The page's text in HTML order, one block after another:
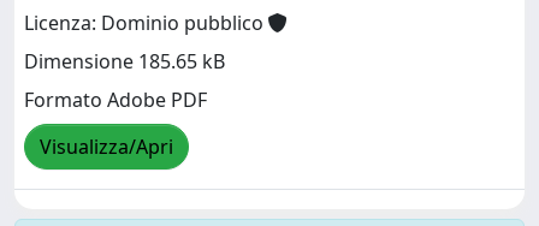
Licenza: Dominio pubblico
Dimensione 185.65 kB
Formato Adobe PDF
Visualizza/Apri